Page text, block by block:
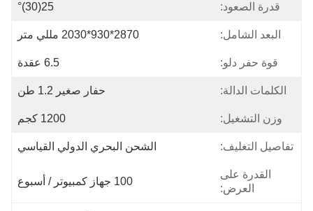
قدرة الصعود: 25(30)°
البعد الشامل: 2870*930*2030 مللي متر
قوة حفر دلو: 6.5 عقدة
الكلمات الدالة: حفار صغير 1.2 طن
وزن التشغيل: 1200 كجم
تفاصيل التغليف: الشحن البحري الدولي القياسي
القدرة على
العرض:
100 جهاز كمبيوتر / أسبوع